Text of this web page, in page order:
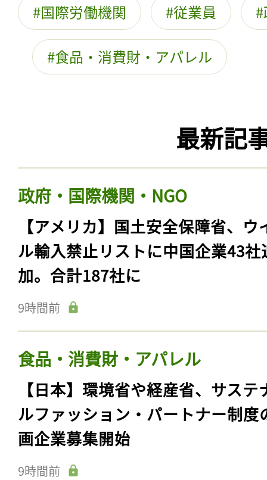
国際労働機関 従業員
食品・消費財・アパレル
最新記
政府・国際機関・NGO
【アメリカ】国土安全保障省、ウ
ル輸入禁止リストに中国企業43社
加。合計187社に
9時間前
食品・消費財・アパレル
【日本】環境省や経産省、サステ
ルファッション・パートナー制度
画企業募集開始
9時間前